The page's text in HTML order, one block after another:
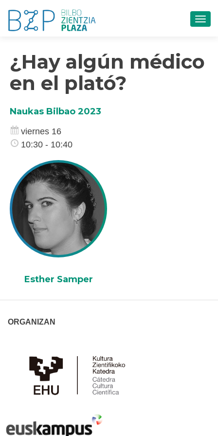
¿Hay algún médico
en el plató?
Naukas Bilbao 2023
viernes 16
10:30 - 10:40
Esther Samper
ORGANIZAN